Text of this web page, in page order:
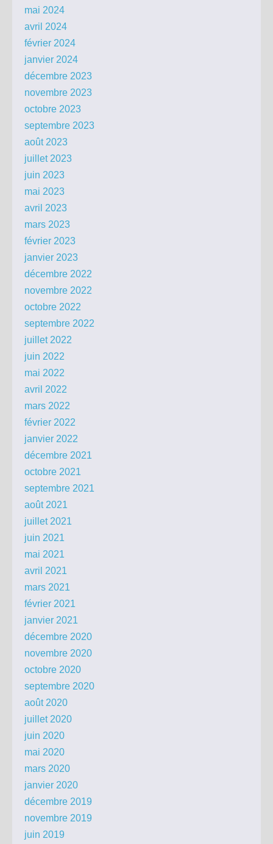
mai 2024
avril 2024
février 2024
janvier 2024
décembre 2023
novembre 2023
octobre 2023
septembre 2023
août 2023
juillet 2023
juin 2023
mai 2023
avril 2023
mars 2023
février 2023
janvier 2023
décembre 2022
novembre 2022
octobre 2022
septembre 2022
juillet 2022
juin 2022
mai 2022
avril 2022
mars 2022
février 2022
janvier 2022
décembre 2021
octobre 2021
septembre 2021
août 2021
juillet 2021
juin 2021
mai 2021
avril 2021
mars 2021
février 2021
janvier 2021
décembre 2020
novembre 2020
octobre 2020
septembre 2020
août 2020
juillet 2020
juin 2020
mai 2020
mars 2020
janvier 2020
décembre 2019
novembre 2019
juin 2019